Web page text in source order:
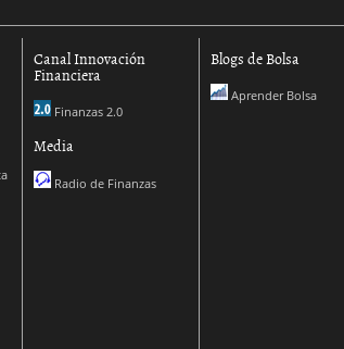
Canal Innovación
Financiera
Finanzas 2.0
Media
Radio de Finanzas
Blogs de Bolsa
Aprender Bolsa